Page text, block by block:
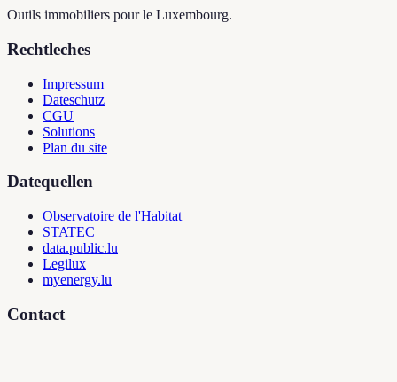
Outils immobiliers pour le Luxembourg.
Rechtleches
Impressum
Dateschutz
CGU
Solutions
Plan du site
Datequellen
Observatoire de l'Habitat
STATEC
data.public.lu
Legilux
myenergy.lu
Contact